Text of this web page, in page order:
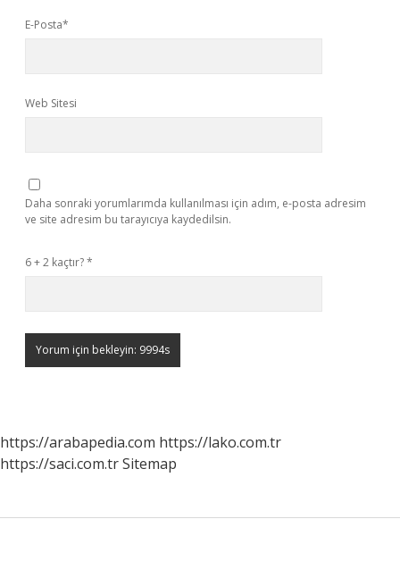
E-Posta*
Web Sitesi
Daha sonraki yorumlarımda kullanılması için adım, e-posta adresim
ve site adresim bu tarayıcıya kaydedilsin.
6 + 2 kaçtır?*
https://arabapedia.com https://lako.com.tr
https://saci.com.trSitemap